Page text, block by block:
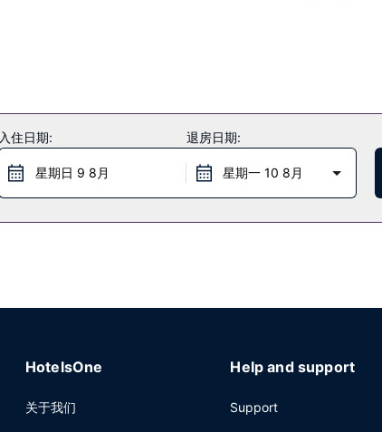
入住日期:
星期日 9 8月
退房日期:
星期一 10 8月
HotelsOne
关于我们
Help and support
Support